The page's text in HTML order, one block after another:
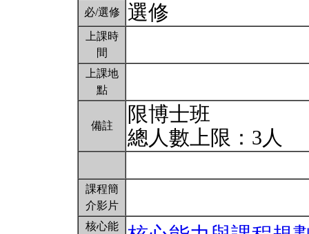
必/選修 選修
上課時
間
上課地
點
備註
限博士班
總人數上限：3人
課程簡
介影片
核心能